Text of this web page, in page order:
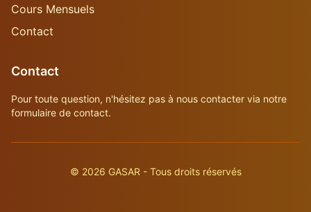
Cours Mensuels
Contact
Contact
Pour toute question, n'hésitez pas à nous contacter via notre
formulaire de contact.
© 2026 GASAR - Tous droits réservés